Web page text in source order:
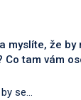
myslíte, že
tam vám
se…